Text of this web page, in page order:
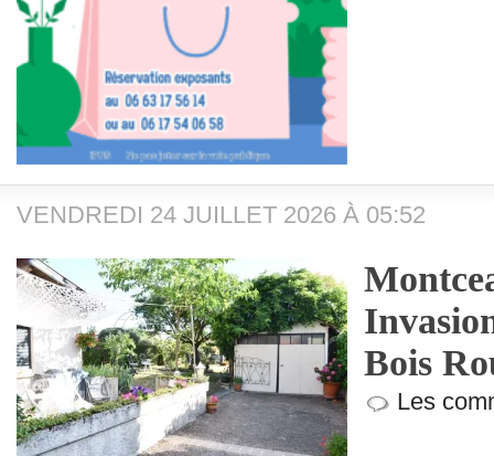
VENDREDI 24 JUILLET 2026 À 05:52
Bois
Les